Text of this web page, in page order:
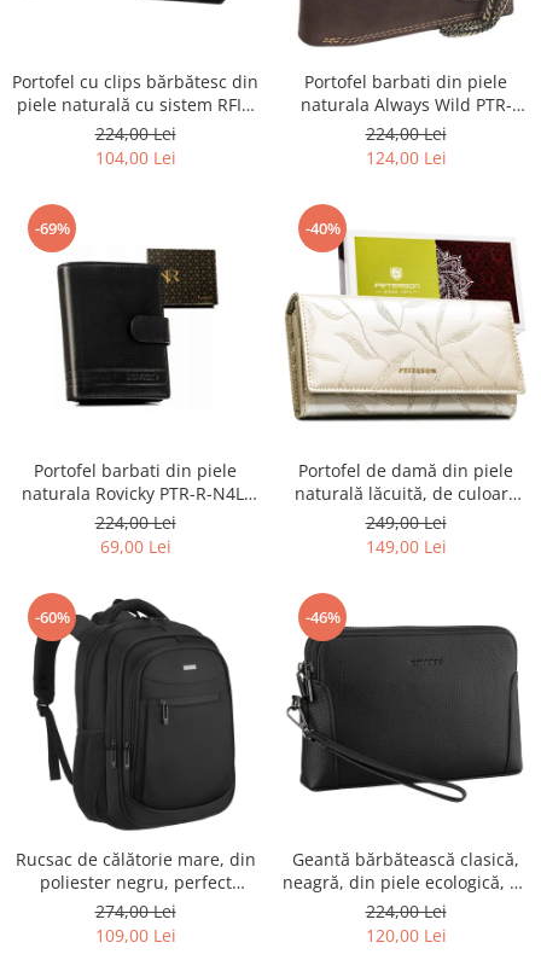
Portofel cu clips bărbătesc din
piele naturală cu sistem RFID
- Rovicky PTR-N1908-RVT-9799
BLACK
224,00 Lei
104,00 Lei
Portofel barbati din piele
naturala Always Wild PTR-
2900-BIC
224,00 Lei
124,00 Lei
-69%
Portofel barbati din piele
naturala Rovicky PTR-R-N4L-
GAT-8922 B+B
224,00 Lei
69,00 Lei
-40%
Portofel de damă din piele
naturală lăcuită, de culoare
bej, cu închidere cu capsă -
Peterson
249,00 Lei
149,00 Lei
-60%
Rucsac de călătorie mare, din
poliester negru, perfect
pentru bagajul de mână -
Rovicky PTR-R-BHX-05-1020
274,00 Lei
109,00 Lei
-46%
Geantă bărbătească clasică,
neagră, din piele ecologică, cu
fermoar - Rovicky PTR-R-SDR-
01-1631 BLACK
224,00 Lei
120,00 Lei